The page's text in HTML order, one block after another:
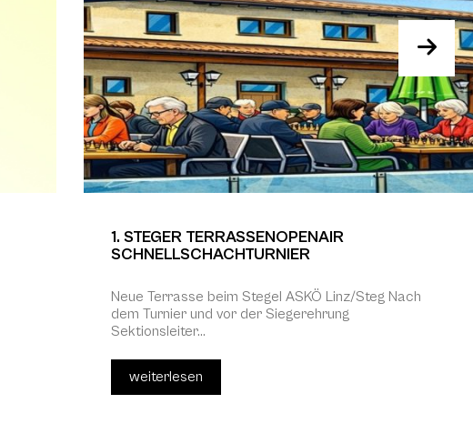
1. STEGER TERRASSENOPENAIR
SCHNELLSCHACHTURNIER
Neue Terrasse beim Stegel ASKÖ Linz/Steg Nach
dem Turnier und vor der Siegerehrung
Sektionsleiter...
weiterlesen